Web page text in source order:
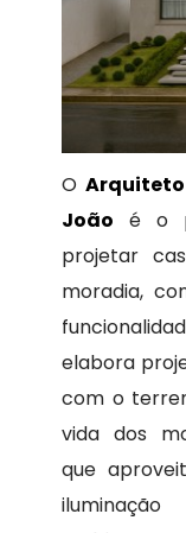
O
João é o
projetar
moradia,
elabora
com o
vida dos
que